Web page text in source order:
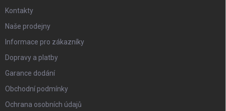
Kontakty
Naše prodejny
Informace pro zákazníky
Dopravy a platby
Garance dodání
Obchodní podmínky
Ochrana osobních údajů